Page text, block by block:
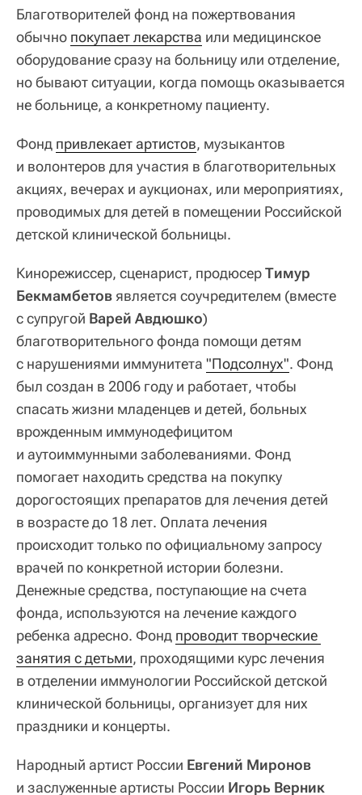
Благотворителей фонд на пожертвования
обычно покупает лекарства или медицинское
оборудование сразу на больницу или отделение,
но бывают ситуации, когда помощь оказывается
не больнице, а конкретному пациенту.
Фонд привлекает артистов, музыкантов
и волонтеров для участия в благотворительных
акциях, вечерах и аукционах, или мероприятиях,
проводимых для детей в помещении Российской
детской клинической больницы.
Кинорежиссер, сценарист, продюсерТимур
Бекмамбетов является соучредителем (вместе
с супругой Варей Авдюшко)
благотворительного фонда помощи детям
с нарушениями иммунитета "Подсолнух". Фонд
был создан в 2006 году и работает, чтобы
спасать жизни младенцев и детей, больных
врожденным иммунодефицитом
и аутоиммунными заболеваниями. Фонд
помогает находить средства на покупку
дорогостоящих препаратов для лечения детей
в возрасте до 18 лет. Оплата лечения
происходит только по официальному запросу
врачей по конкретной истории болезни.
Денежные средства, поступающие на счета
фонда, используются на лечение каждого
ребенка адресно. Фонд проводит творческие
занятия с детьми, проходящими курс лечения
в отделении иммунологии Российской детской
клинической больницы, организует для них
праздники и концерты.
Народный артист России Евгений Миронов
и заслуженные артисты России Игорь Верник